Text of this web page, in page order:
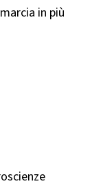
in più